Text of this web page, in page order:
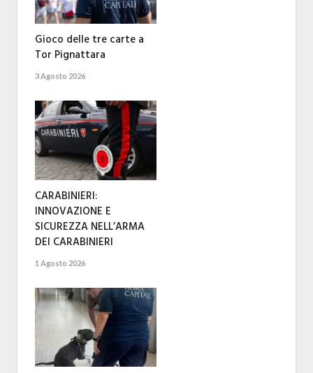
Gioco delle tre carte a
Tor Pignattara
3 Agosto 2026
CARABINIERI:
INNOVAZIONE E
SICUREZZA NELL’ARMA
DEI CARABINIERI
1 Agosto 2026